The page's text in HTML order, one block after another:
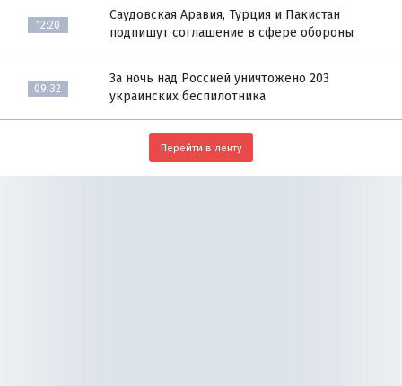
12:20
Саудовская Аравия, Турция и Пакистан
подпишут соглашение в сфере обороны
09:32
За ночь над Россией уничтожено 203
украинских беспилотника
Перейти в ленту